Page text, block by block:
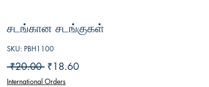
சடங்கான சடங்குகள்
SKU: PBH1100
₹20.00 Regular
Price
₹18.60Sale
International Orders